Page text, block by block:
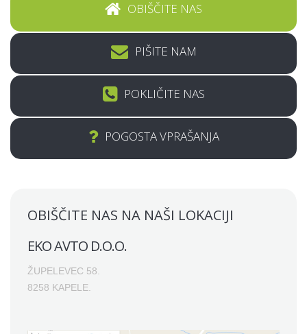
OBIŠČITE NAS
PIŠITE NAM
POKLIČITE NAS
POGOSTA VPRAŠANJA
OBIŠČITE NAS NA NAŠI LOKACIJI
EKO AVTO D.O.O.
ŽUPELEVEC 58.
8258 KAPELE.